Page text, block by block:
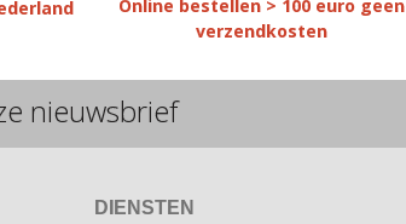
Online bestellen > 100 euro geen
verzendkosten
nieuwsbrief
DIENSTEN